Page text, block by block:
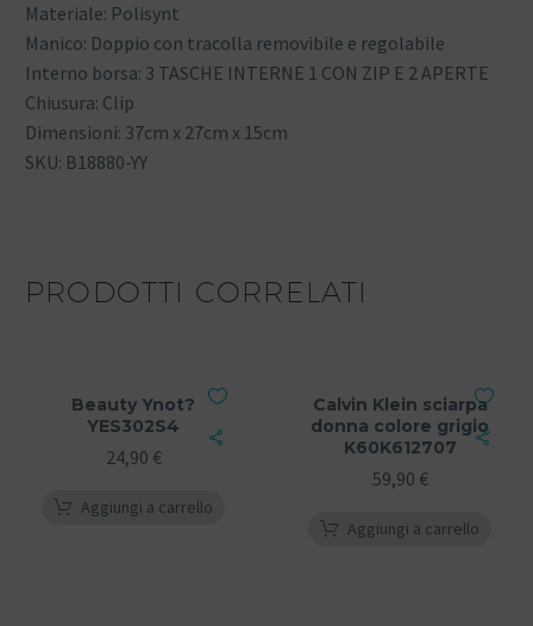
Materiale: Polisynt
Manico: Doppio con tracolla removibile e regolabile
Interno borsa: 3 TASCHE INTERNE 1 CON ZIP E 2 APERTE
Chiusura: Clip
Dimensioni: 37cm x 27cm x 15cm
SKU: B18880-YY
PRODOTTI CORRELATI
Beauty Ynot?
YES302S4
24,90 €
Aggiungi a carrello
Calvin Klein sciarpa
donna colore grigio
K60K612707
59,90 €
Aggiungi a carrello